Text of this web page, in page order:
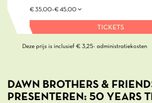
€ 35,00–€ 45,00
TICKETS
Deze prijs is inclusief € 3,25- administratiekosten
DAWN BROTHERS &
PRESENTEREN: 50 YEARS